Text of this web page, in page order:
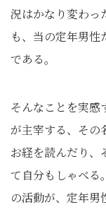
況はかなり変わっ
も、当の定年男
である。
そんなことを実感
が主宰する、その
お経を読んだり、
て自分もしゃべる
の活動が、定年男